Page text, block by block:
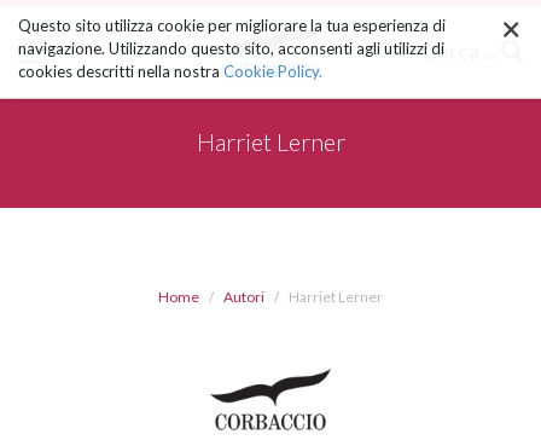
ai
contenuti.
|
Salta
Cerca ... ×
Questo sito utilizza cookie per migliorare la tua esperienza di
navigazione. Utilizzando questo sito, acconsenti agli utilizzi di
cookies descritti nella nostra Cookie Policy.
Harriet Lerner
Home Autori Harriet Lerner